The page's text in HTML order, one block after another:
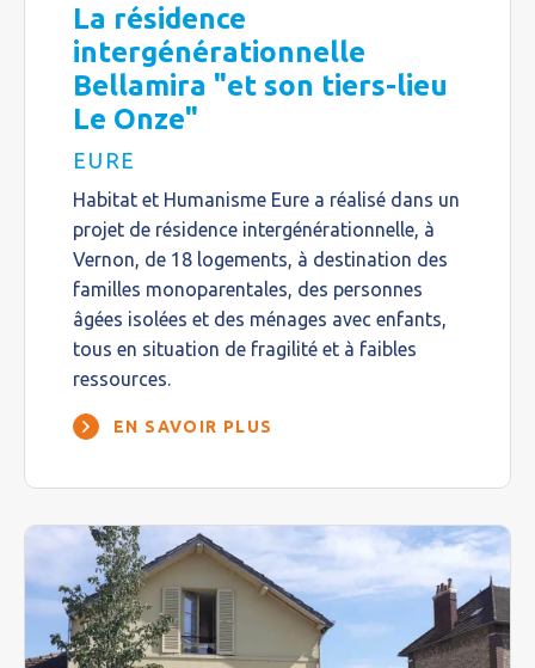
La résidence
intergénérationnelle
Bellamira "et son tiers-lieu
Le Onze"
EURE
Habitat et Humanisme Eure a réalisé dans un
projet de résidence intergénérationnelle, à
Vernon, de 18 logements, à destination des
familles monoparentales, des personnes
âgées isolées et des ménages avec enfants,
tous en situation de fragilité et à faibles
ressources.
EN SAVOIR PLUS